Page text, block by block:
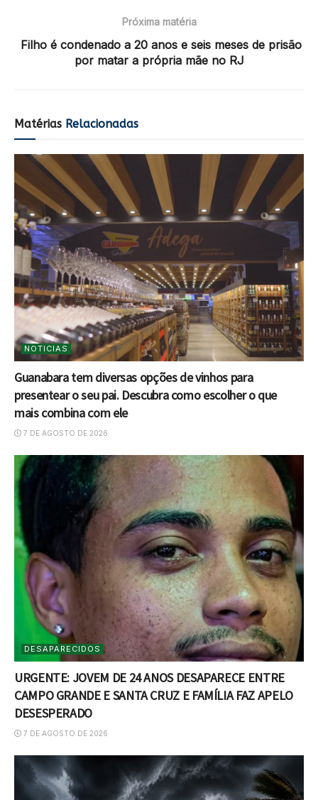
Próxima matéria
Filho é condenado a 20 anos e seis meses de prisão
por matar a própria mãe no RJ
Matérias Relacionadas
NOTICIAS
Guanabara tem diversas opções de vinhos para
presentear o seu pai. Descubra como escolher o que
mais combina com ele
7 DE AGOSTO DE 2026
DESAPARECIDOS
URGENTE: JOVEM DE 24 ANOS DESAPARECE ENTRE
CAMPO GRANDE E SANTA CRUZ E FAMÍLIA FAZ APELO
DESESPERADO
7 DE AGOSTO DE 2026